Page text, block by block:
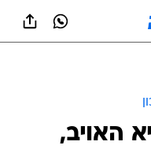
האויב,